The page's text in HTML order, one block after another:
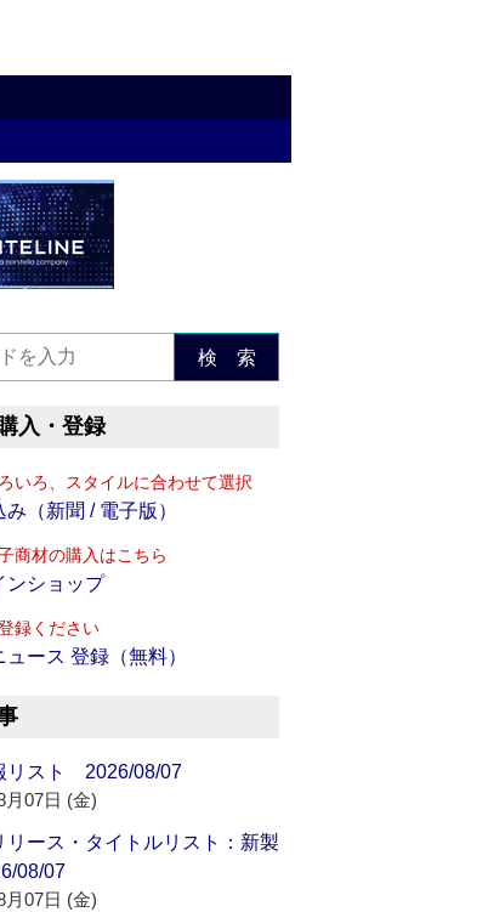
検 索
入・登録
いろ、スタイルに合わせて選択
（新聞 / 電子版）
商材の購入はこちら
ンショップ
録ください
ュース 登録（無料）
リスト 2026/08/07
月07日 (金)
リース・タイトルリスト：新製
08/07
月07日 (金)